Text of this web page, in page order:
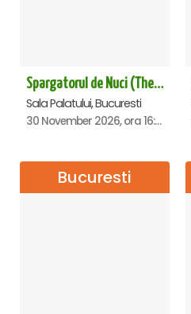
Spargatorul de Nuci (The Nutcracker) -UKRAINIAN CLASSICAL BALLET (ora 16.00) - Bucuresti
Sala Palatului, Bucuresti
30 November 2026, ora 16:00
Bucuresti